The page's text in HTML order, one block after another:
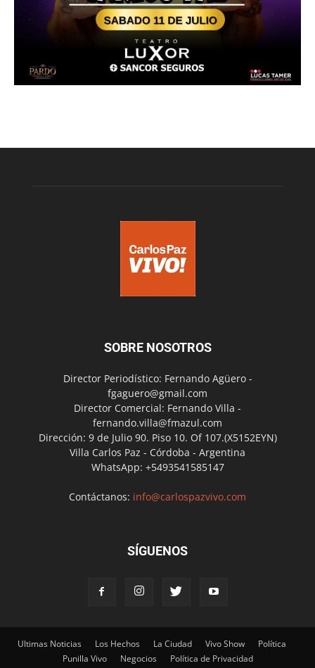
SOBRE NOSOTROS
Director Periodístico: Fernando Agüero -
fgaguero@gmail.com
Director Comercial: Fernando Villa -
fernando.villa@fmazul.com
Dirección: 9 de Julio 90. Piso 10. Of 107.(X5152EYN)
Villa Carlos Paz - Córdoba - Argentina
WhatsApp: +5493541585147
Contáctanos: info@carlospazvivo.com
SÍGUENOS
Ultimas Noticias Los Hechos La Ciudad Vivo Show
Política
Punilla Vivo
Negocios Política de Privacidad